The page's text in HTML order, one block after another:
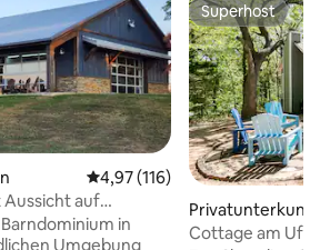
Durchschnittliche Bewertung:
4,97 (116)
auf
in
Umgebung
Superhost
Superhost
Privatunterkunft
o
Cottage am Ufer